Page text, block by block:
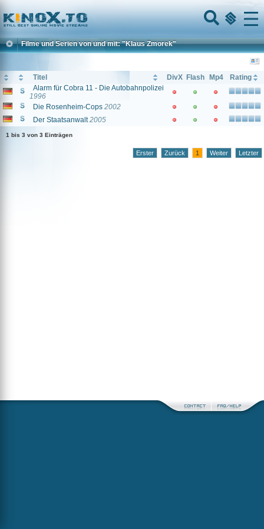
Home
Menu
Filme und Serien von und mit: "Klaus Zmorek"
Titel DivX Flash Mp4
Rating
Alarm für Cobra 11 - Die Autobahnpolizei
1996
Die Rosenheim-Cops 2002
Der Staatsanwalt 2005
1 bis 3 von 3 Einträgen
Erster Zurück 1 Weiter Letzter